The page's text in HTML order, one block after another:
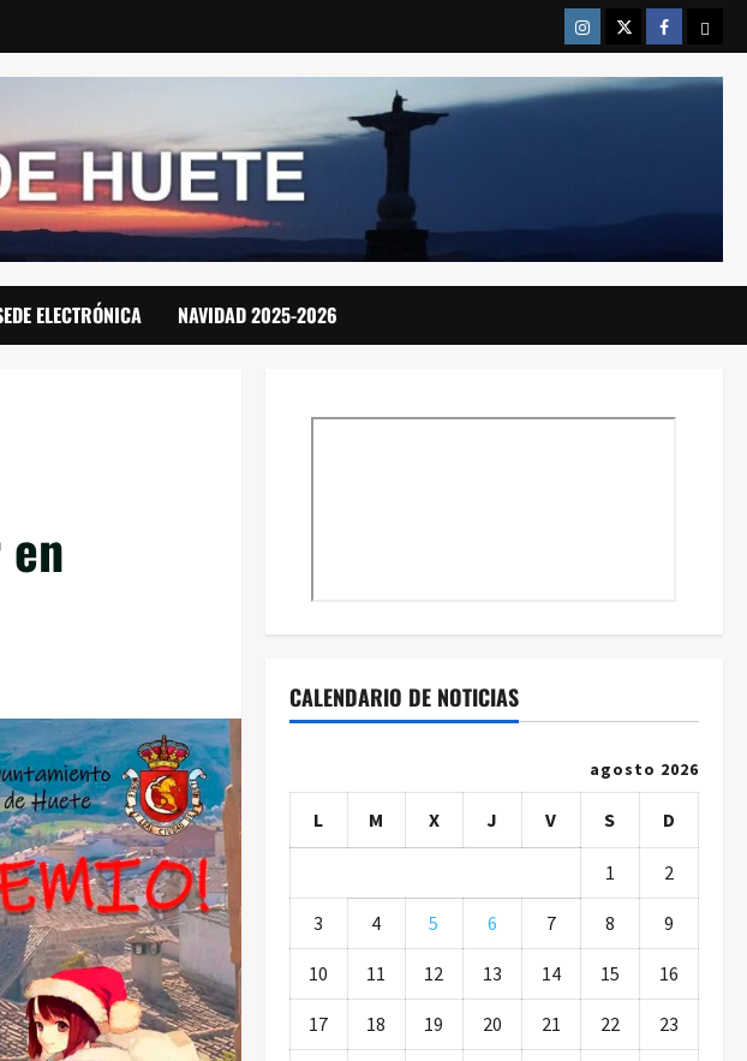
Instragram
TwitterFacebook
ELECTRÓNICA NAVIDAD 2025-2026
CALENDARIO DE NOTICIAS
agosto 2026
L M X J V S D
1 2
3 4 5 6 7 8 9
10 11 12 13 14 15 16
17 18 19 20 21 22 23